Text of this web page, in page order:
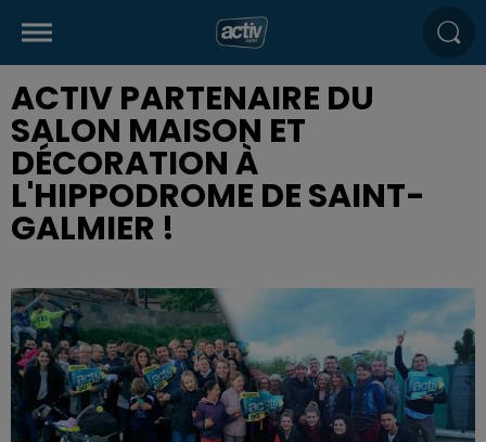
ACTIV PARTENAIRE DU
SALON MAISON ET
DÉCORATION À
L'HIPPODROME DE SAINT-
GALMIER !